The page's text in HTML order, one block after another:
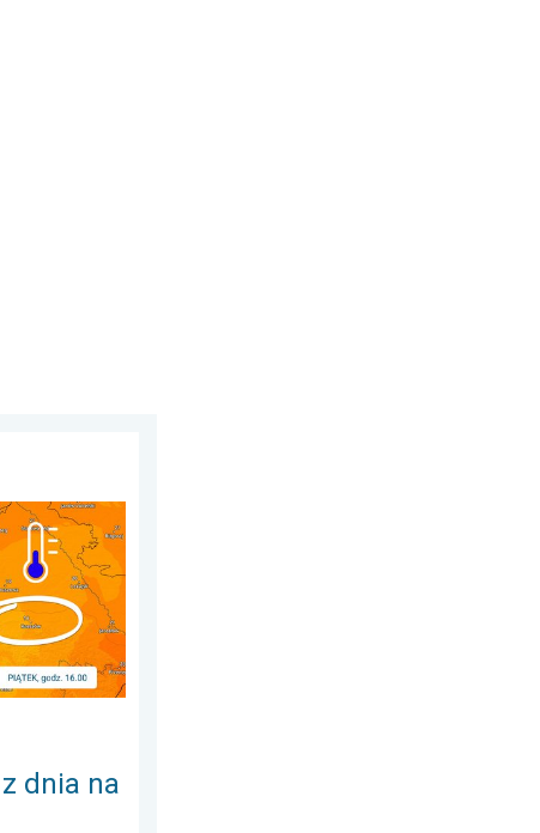
3 sierpnia 2026
Ogromne ochłodzenie. . . piątek, 7 sierpnia 2026
dnia na